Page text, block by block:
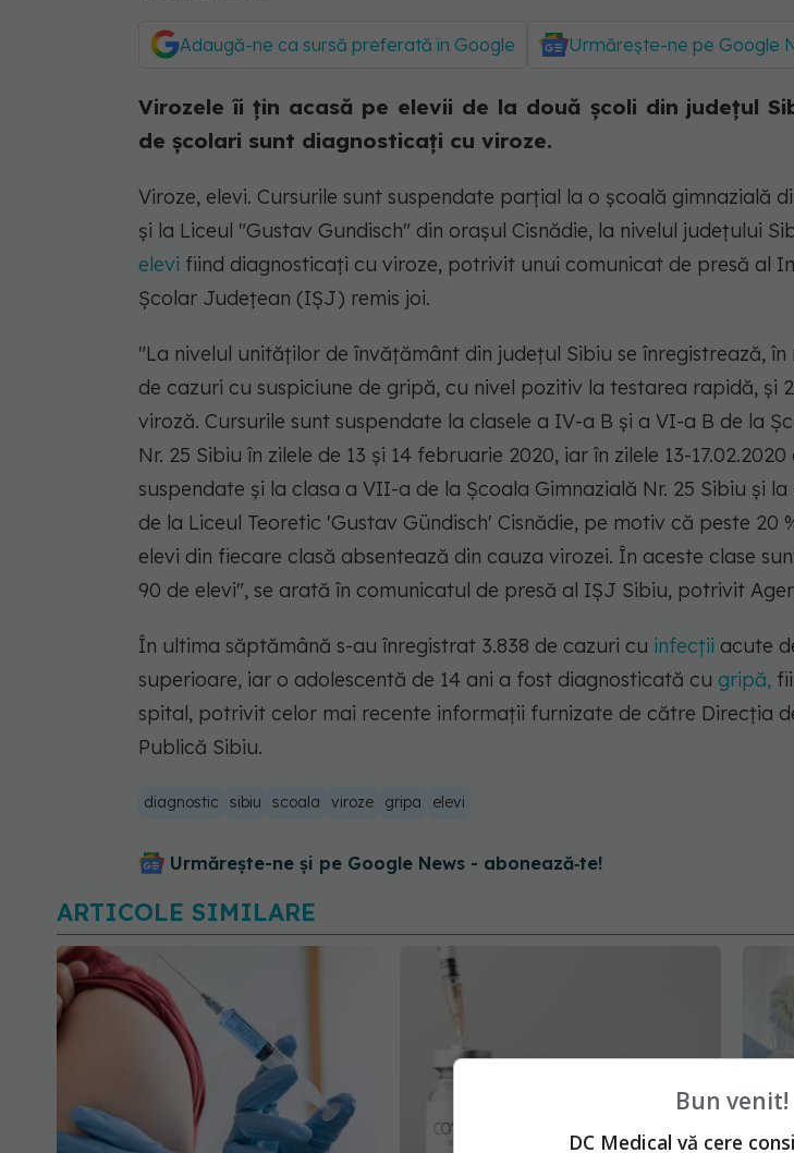
Adaugă-ne ca sursă preferată în Google Urmărește-ne pe Google
Virozele îi țin acasă pe elevii de la două școli din județul
de școlari sunt diagnosticați cu viroze.
Viroze, elevi. Cursurile sunt suspendate parţial la o şcoală gimnazială
şi la Liceul "Gustav Gundisch" din oraşul Cisnădie, la nivelul judeţului
elevi fiind diagnosticaţi cu viroze, potrivit unui comunicat de presă al
Şcolar Judeţean (IŞJ) remis joi.
"La nivelul unităţilor de învăţământ din judeţul Sibiu se înregistrează, în
de cazuri cu suspiciune de gripă, cu nivel pozitiv la testarea rapidă, şi
viroză. Cursurile sunt suspendate la clasele a IV-a B şi a VI-a B de la
Nr. 25 Sibiu în zilele de 13 şi 14 februarie 2020, iar în zilele 13-
suspendate şi la clasa a VII-a de la Şcoala Gimnazială Nr. 25 Sibiu şi
de la Liceul Teoretic 'Gustav Gündisch' Cisnădie, pe motiv că peste 20
elevi din fiecare clasă absentează din cauza virozei. În aceste clase
90 de elevi", se arată în comunicatul de presă al IŞJ Sibiu, potrivit
În ultima săptămână s-au înregistrat 3.838 de cazuri cu infecţii acute
superioare, iar o adolescentă de 14 ani a fost diagnosticată cu gripă,
spital, potrivit celor mai recente informaţii furnizate de către Direcţia
Publică Sibiu.
diagnostic sibiu scoala viroze gripa elevi
Urmărește-ne și pe Google News - abonează‑te!
ARTICOLE SIMILARE
Bun venit!
DC Medical vă cere